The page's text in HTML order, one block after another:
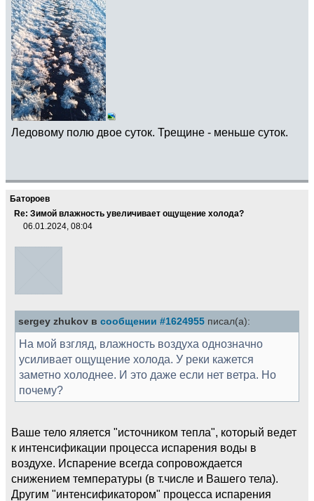
Ледовому полю двое суток. Трещине - меньше суток.
Батороев
Re: Зимой влажность увеличивает ощущение холода?
06.01.2024, 08:04
sergey zhukov в сообщении #1624955 писал(а):
На мой взгляд, влажность воздуха однозначно
усиливает ощущение холода. У реки кажется
заметно холоднее. И это даже если нет ветра. Но
почему?
Ваше тело яляется "источником тепла", который ведет
к интенсификации процесса испарения воды в
воздухе. Испарение всегда сопровождается
снижением температуры (в т.числе и Вашего тела).
Другим "интенсификатором" процесса испарения